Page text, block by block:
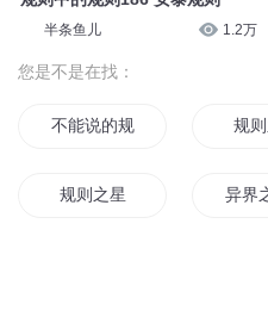
半条鱼儿 1.2万
您是不是在找：
不能说的规则 规
规则之星 异界